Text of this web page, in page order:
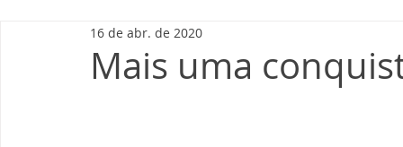
Mais uma
16 de abr. de 2020